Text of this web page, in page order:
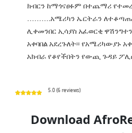
ክብርን ከማጎናፀፉም በተጨማሪ
……….አሜሪካን ኤርትራን
ሊቀመንበር ኢሳያስ አፈወርቂ
አቀባበል አደረጉለት፡፡ የአሜሪካውያኑ
አክብራ የቆየችበትን የውጪ ጉዳይ
5.0 (6 reviews)
Download